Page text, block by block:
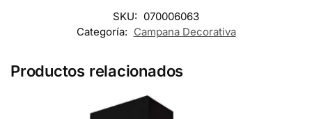
SKU: 070006063
Categoría: Campana Decorativa
Productos relacionados